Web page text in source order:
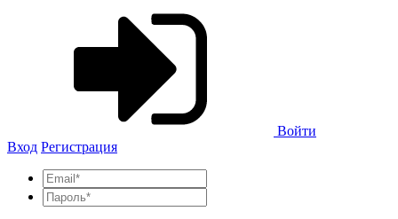
Войти
Вход Регистрация